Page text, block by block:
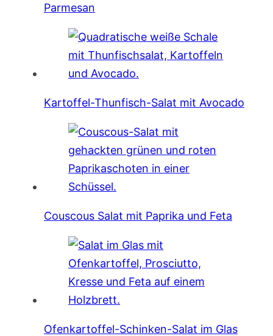
Parmesan
Kartoffel-Thunfisch-Salat mit Avocado
Couscous Salat mit Paprika und Feta
Ofenkartoffel-Schinken-Salat im Glas